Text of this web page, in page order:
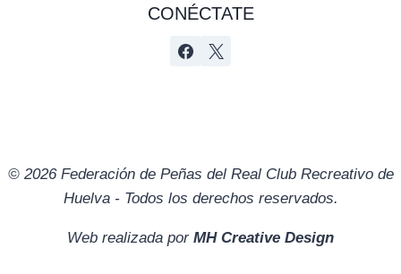
CONÉCTATE
© 2026 Federación de Peñas del Real Club Recreativo de
Huelva - Todos los derechos reservados.
Web realizada por MH Creative Design